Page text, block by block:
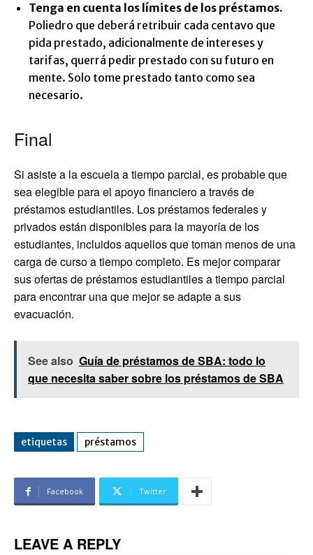
Tenga en cuenta los límites de los préstamos.
Poliedro que deberá retribuir cada centavo que
pida prestado, adicionalmente de intereses y
tarifas, querrá pedir prestado con su futuro en
mente. Solo tome prestado tanto como sea
necesario.
Final
Si asiste a la escuela a tiempo parcial, es probable que
sea elegible para el apoyo financiero a través de
préstamos estudiantiles. Los préstamos federales y
privados están disponibles para la mayoría de los
estudiantes, incluidos aquellos que toman menos de una
carga de curso a tiempo completo. Es mejor comparar
sus ofertas de préstamos estudiantiles a tiempo parcial
para encontrar una que mejor se adapte a sus
evacuación.
See also Guía de préstamos de SBA: todo lo
que necesita saber sobre los préstamos de SBA
etiquetas préstamos
Facebook Twitter
LEAVE A REPLY